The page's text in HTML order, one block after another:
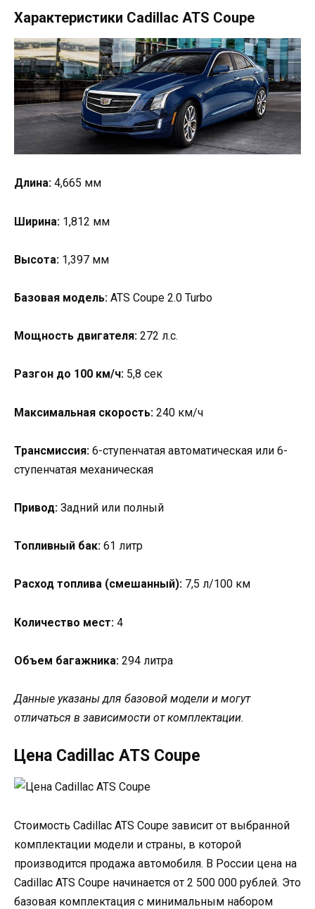
Характеристики Cadillac ATS Coupe
Длина: 4,665 мм
Ширина: 1,812 мм
Высота: 1,397 мм
Базовая модель: ATS Coupe 2.0 Turbo
Мощность двигателя: 272 л.с.
Разгон до 100 км/ч: 5,8 сек
Максимальная скорость: 240 км/ч
Трансмиссия: 6-ступенчатая автоматическая или 6-
ступенчатая механическая
Привод: Задний или полный
Топливный бак: 61 литр
Расход топлива (смешанный): 7,5 л/100 км
Количество мест: 4
Объем багажника: 294 литра
Данные указаны для базовой модели и могут
отличаться в зависимости от комплектации.
Цена Cadillac ATS Coupe
Стоимость Cadillac ATS Coupe зависит от выбранной
комплектации модели и страны, в которой
производится продажа автомобиля. В России цена на
Cadillac ATS Coupe начинается от 2 500 000 рублей. Это
базовая комплектация с минимальным набором